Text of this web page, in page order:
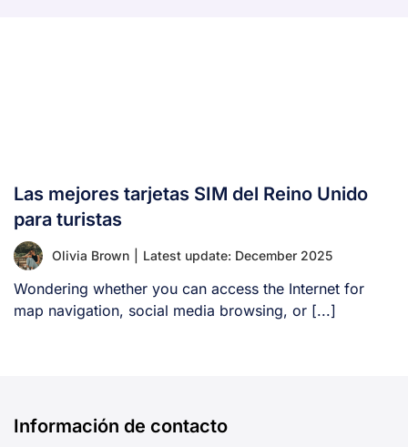
Las mejores tarjetas SIM del Reino Unido
para turistas
Olivia Brown Latest update: December 2025
Wondering whether you can access the Internet for
map navigation, social media browsing, or [...]
Información de contacto